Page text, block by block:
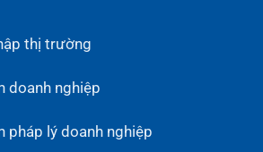
thị trường
doanh nghiệp
pháp lý doanh nghiệp